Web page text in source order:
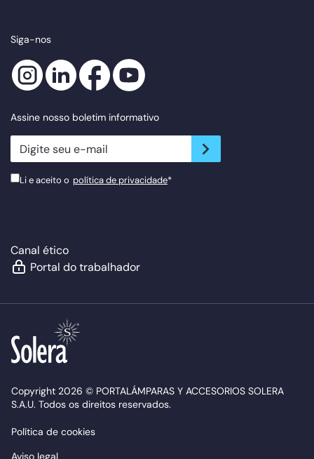
Siga-nos
Assine nosso boletim informativo
newsletter.suscribe
Li e aceito o política de privacidade*
Canal ético
Portal do trabalhador
Copyright 2026 © PORTALÁMPARAS Y ACCESORIOS SOLERA
S.A.U. Todos os direitos reservados.
Política de cookies
Aviso legal